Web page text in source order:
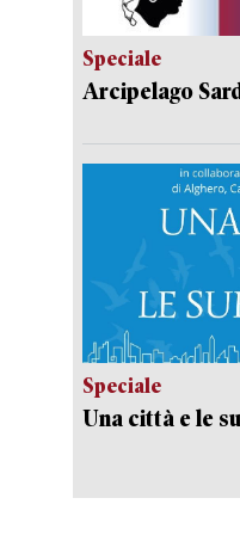
Speciale
Arcipelago
Speciale
Una città e le